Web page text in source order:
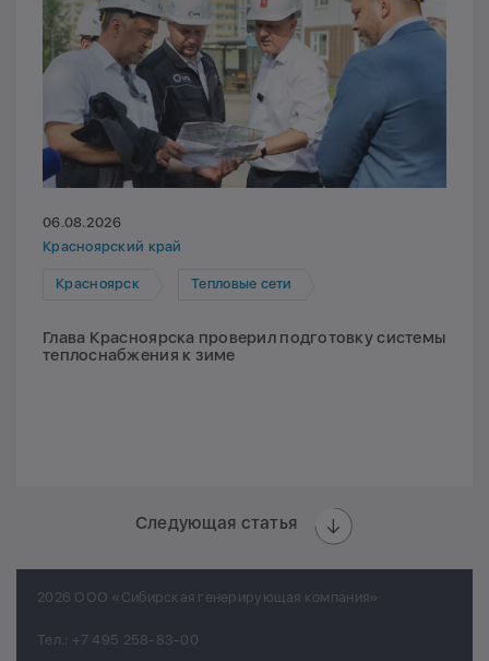
06.08.2026
Красноярский край
Красноярск Тепловые сети
Глава Красноярска проверил подготовку системы
теплоснабжения к зиме
Следующая статья
2026 ООО «Сибирская генерирующая компания»
Тел.: +7 495 258-83-00